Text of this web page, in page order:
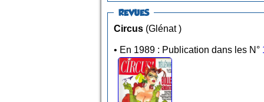
REVUES
Circus
(Glénat )
• En 1989 : Publication dans les N°